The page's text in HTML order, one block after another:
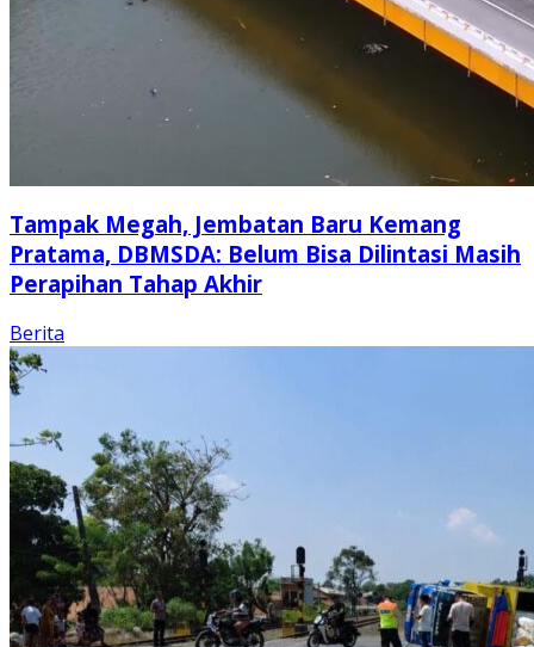
Tampak Megah, Jembatan Baru Kemang
Pratama, DBMSDA: Belum Bisa Dilintasi Masih
Perapihan Tahap Akhir
Berita